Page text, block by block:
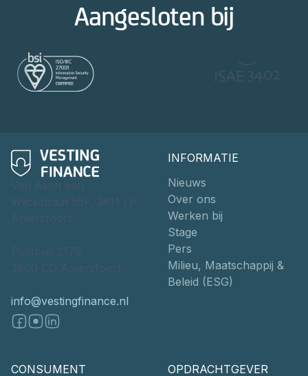
Aangesloten bij
Van Asch van
Wijckstraat 55F, 3811 LP
Amersfoort
Postbus 2178
3800 CD Amersfoort
info@vestingfinance.nl
INFORMATIE
Nieuws
Over ons
Werken bij
Stage
Pers
Milieu, Maatschappij &
Beleid (ESG)
CONSUMENT OPDRACHTGEVER